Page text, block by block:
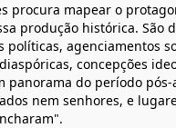
procura mapear o
produção histórica. São
políticas, agenciamentos
concepções
do período
nem senhores, e